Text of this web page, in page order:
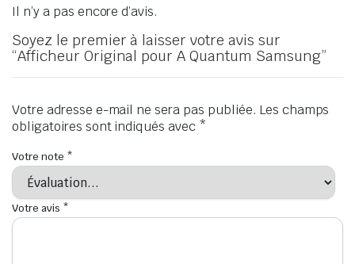
Il n’y a pas encore d’avis.
Soyez le premier à laisser votre avis sur
“Afficheur Original pour A Quantum Samsung”
Votre adresse e-mail ne sera pas publiée. Les champs
obligatoires sont indiqués avec *
Votre note *
Votre avis *